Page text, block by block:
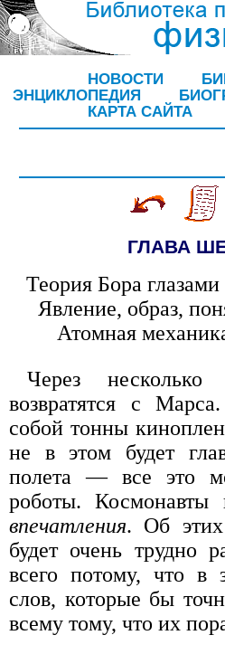
НОВОСТИ
ЭНЦИКЛОПЕДИЯ
КАРТА САЙТА
ГЛАВА
Теория Бора
Явление, образ,
Атомная
Через несколько
возвратятся с
собой тонны
не в этом будет
полета — все это
роботы. Космонавты
впечатления. Об этих
будет очень трудно
всего потому, что в
слов, которые бы
всему тому, что их